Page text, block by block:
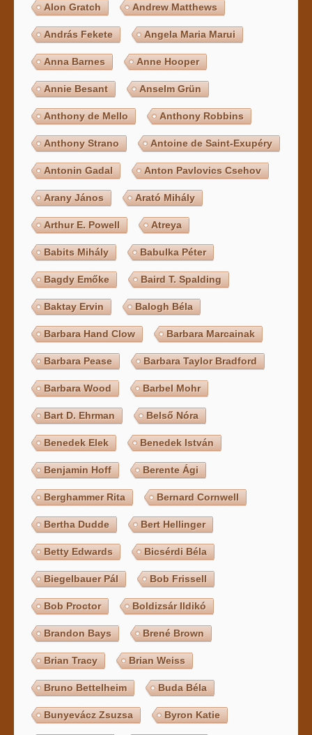
Alon Gratch Andrew Matthews
András Fekete Angela Maria Marui
Anna Barnes Anne Hooper
Annie Besant Anselm Grün
Anthony de Mello Anthony Robbins
Anthony Strano Antoine de Saint-Exupéry
Antonin Gadal Anton Pavlovics Csehov
Arany János Arató Mihály
Arthur E. Powell Atreya
Babits Mihály Babulka Péter
Bagdy Emőke Baird T. Spalding
Baktay Ervin Balogh Béla
Barbara Hand Clow Barbara Marcainak
Barbara Pease Barbara Taylor Bradford
Barbara Wood Barbel Mohr
Bart D. Ehrman Belső Nóra
Benedek Elek Benedek István
Benjamin Hoff Berente Ági
Berghammer Rita Bernard Cornwell
Bertha Dudde Bert Hellinger
Betty Edwards Bicsérdi Béla
Biegelbauer Pál Bob Frissell
Bob Proctor Boldizsár Ildikó
Brandon Bays Brené Brown
Brian Tracy Brian Weiss
Bruno Bettelheim Buda Béla
Bunyevácz Zsuzsa Byron Katie